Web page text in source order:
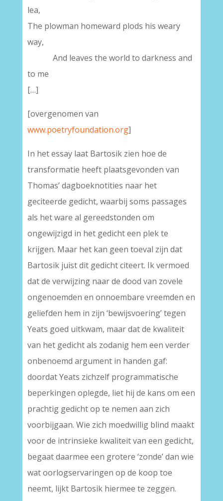
lea,
The plowman homeward plods his weary
way,
And leaves the world to darkness and
to me
[…]
[overgenomen van
www.poetryfoundation.org]
In het essay laat Bartosik zien hoe de
transformatie heeft plaatsgevonden van
Thomas’ dagboeknotities naar het
geciteerde gedicht, waarbij soms passages
als het ware al gereedstonden om
ongewijzigd in het gedicht een plek te
krijgen. Maar het kan geen toeval zijn dat
Bartosik juist dit gedicht citeert. Ik vermoed
dat de verwijzing naar de dood van zovele
ongenoemden en onnoembare vreemden en
geliefden hem in zijn ‘bewijsvoering’ tegen
Yeats goed uitkwam, maar dat de kwaliteit
van het gedicht als zodanig hem een verder
onbenoemd argument in handen gaf:
doordat Yeats zichzelf programmatische
beperkingen oplegde, liet hij de kans om een
prachtig gedicht op te nemen aan zich
voorbijgaan. Wie zich moedwillig blind maakt
voor de intrinsieke kwaliteit van een gedicht,
begaat daarmee een grotere ‘zonde’ dan wie
wat oorlogservaringen op de koop toe
neemt, lijkt Bartosik hiermee te zeggen.